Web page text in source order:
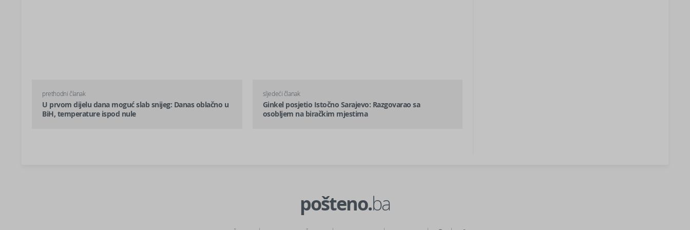
prethodni članak
U prvom dijelu dana moguć slab snijeg: Danas oblačno u
BiH, temperature ispod nule
sljedeći članak
Ginkel posjetio Istočno Sarajevo: Razgovarao sa
osobljem na biračkim mjestima
pošteno.ba